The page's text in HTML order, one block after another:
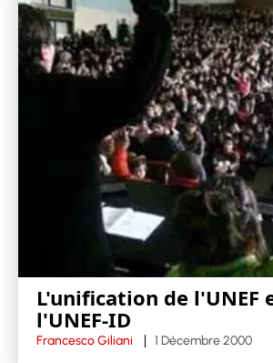
L'unification de l'UNEF
l'UNEF-ID
Francesco Giliani 1 Décembre 2000